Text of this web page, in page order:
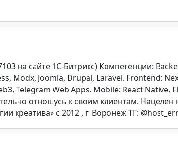
на сайте 1С-Битрикс) Компетенции:
Modx, Joomla, Drupal, Laravel. Frontend:
Telegram Web Apps. Mobile: React Native,
отношусь к своим клиентам. Нацелен
креатива» c 2012 , г. Воронеж ТГ: